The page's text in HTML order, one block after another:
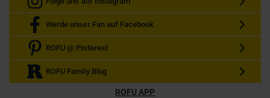
Werde unser Fan auf Facebook
ROFU @ Pinterest
ROFU Family Blog
ROFU APP